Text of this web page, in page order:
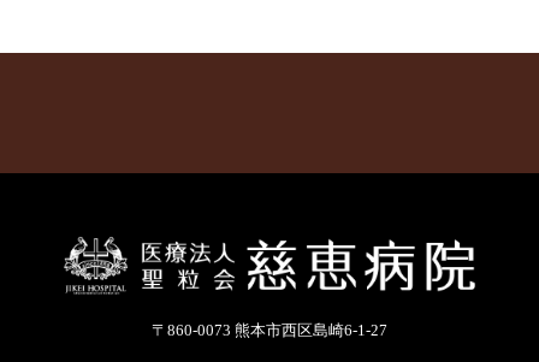
〒860-0073 熊本市西区島崎6-1-27